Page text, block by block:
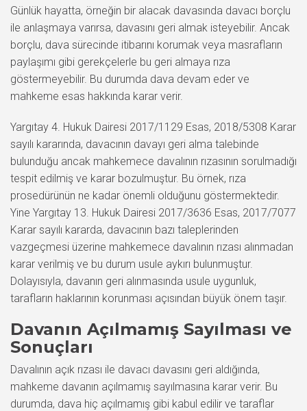
Günlük hayatta, örneğin bir alacak davasında davacı borçlu
ile anlaşmaya varırsa, davasını geri almak isteyebilir. Ancak
borçlu, dava sürecinde itibarını korumak veya masrafların
paylaşımı gibi gerekçelerle bu geri almaya rıza
göstermeyebilir. Bu durumda dava devam eder ve
mahkeme esas hakkında karar verir.
Yargıtay 4. Hukuk Dairesi 2017/1129 Esas, 2018/5308 Karar
sayılı kararında, davacının davayı geri alma talebinde
bulunduğu ancak mahkemece davalının rızasının sorulmadığı
tespit edilmiş ve karar bozulmuştur. Bu örnek, rıza
prosedürünün ne kadar önemli olduğunu göstermektedir.
Yine Yargıtay 13. Hukuk Dairesi 2017/3636 Esas, 2017/7077
Karar sayılı kararda, davacının bazı taleplerinden
vazgeçmesi üzerine mahkemece davalının rızası alınmadan
karar verilmiş ve bu durum usule aykırı bulunmuştur.
Dolayısıyla, davanın geri alınmasında usule uygunluk,
tarafların haklarının korunması açısından büyük önem taşır.
Davanın Açılmamış Sayılması ve
Sonuçları
Davalının açık rızası ile davacı davasını geri aldığında,
mahkeme davanın açılmamış sayılmasına karar verir. Bu
durumda, dava hiç açılmamış gibi kabul edilir ve taraflar